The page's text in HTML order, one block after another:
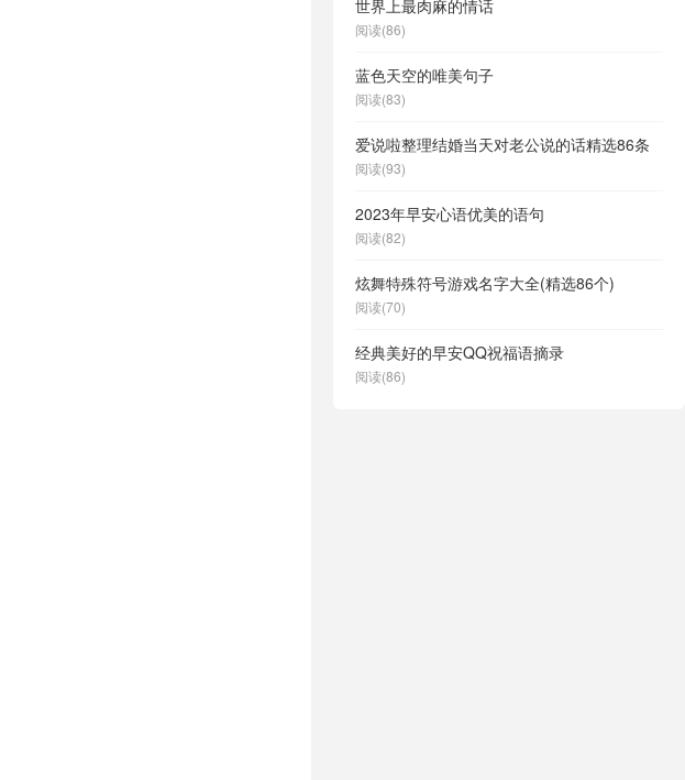
世界上最肉麻的情话
阅读(86)
蓝色天空的唯美句子
阅读(83)
爱说啦整理结婚当天对老公说的话精选86条
阅读(93)
2023年早安心语优美的语句
阅读(82)
炫舞特殊符号游戏名字大全(精选86个)
阅读(70)
经典美好的早安QQ祝福语摘录
阅读(86)